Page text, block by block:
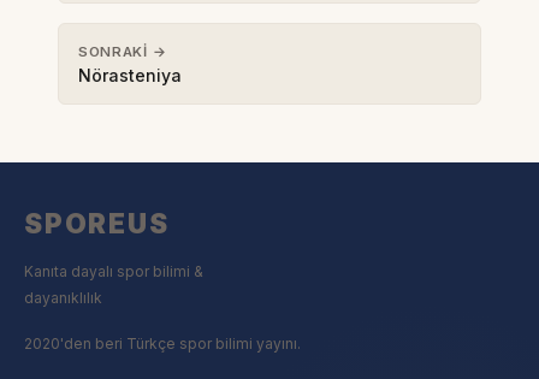
SONRAKI →
Nörasteniya
SPOREUS
Kanıta dayalı spor bilimi &
dayanıklılık
2020'den beri Türkçe spor bilimi yayını.